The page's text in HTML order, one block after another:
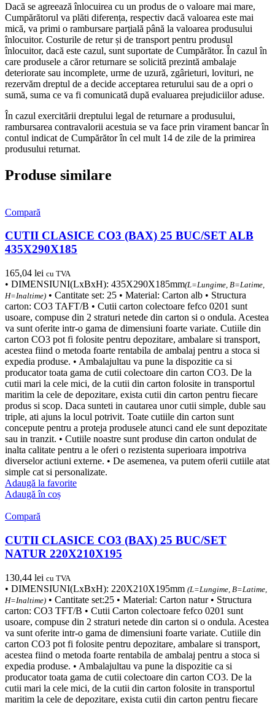
Dacă se agreează înlocuirea cu un produs de o valoare mai mare,
Cumpărătorul va plăti diferența, respectiv dacă valoarea este mai
mică, va primi o rambursare parțială până la valoarea produsului
înlocuitor. Costurile de retur și de transport pentru produsul
înlocuitor, dacă este cazul, sunt suportate de Cumpărător. În cazul în
care produsele a căror returnare se solicită prezintă ambalaje
deteriorate sau incomplete, urme de uzură, zgârieturi, lovituri, ne
rezervăm dreptul de a decide acceptarea returului sau de a opri o
sumă, suma ce va fi comunicată după evaluarea prejudiciilor aduse.
În cazul exercitării dreptului legal de returnare a produsului,
rambursarea contravalorii acestuia se va face prin virament bancar în
contul indicat de Cumpărător în cel mult 14 de zile de la primirea
produsului returnat.
Produse similare
Compară
CUTII CLASICE CO3 (BAX) 25 BUC/SET ALB
435X290X185
165,04 lei cu TVA
• DIMENSIUNI(LxBxH): 435X290X185mm(L=Lungime, B=Latime,
H=Inaltime) • Cantitate set: 25 • Material: Carton alb • Structura
carton: CO3 TAFT/B • Cutii carton colectoare fefco 0201 sunt
usoare, compuse din 2 straturi netede din carton si o ondula. Acestea
va sunt oferite intr-o gama de dimensiuni foarte variate. Cutiile din
carton CO3 pot fi folosite pentru depozitare, ambalare si transport,
acestea fiind o metoda foarte rentabila de ambalaj pentru a stoca si
expedia produse. • Ambalajultau va pune la dispozitie ca si
producator toata gama de cutii colectoare din carton CO3. De la
cutii mari la cele mici, de la cutii din carton folosite in transportul
maritim la cele de depozitare, exista cutii din carton pentru fiecare
produs si scop. Daca sunteti in cautarea unor cutii simple, duble sau
triple, ati ajuns la locul potrivit. Toate cutiile din carton sunt
concepute pentru a proteja produsele atunci cand ele sunt depozitate
sau in tranzit. • Cutiile noastre sunt produse din carton ondulat de
inalta calitate pentru a le oferi o rezistenta superioara impotriva
diverselor actiuni externe. • De asemenea, va putem oferii cutiile atat
simple cat si personalizate.
Adaugă la favorite
Adaugă în coș
Compară
CUTII CLASICE CO3 (BAX) 25 BUC/SET
NATUR 220X210X195
130,44 lei cu TVA
• DIMENSIUNI(LxBxH): 220X210X195mm (L=Lungime, B=Latime,
H=Inaltime) • Cantitate set:25 • Material: Carton natur • Structura
carton: CO3 TFT/B • Cutii Carton colectoare fefco 0201 sunt
usoare, compuse din 2 straturi netede din carton si o ondula. Acestea
va sunt oferite intr-o gama de dimensiuni foarte variate. Cutiile din
carton CO3 pot fi folosite pentru depozitare, ambalare si transport,
acestea fiind o metoda foarte rentabila de ambalaj pentru a stoca si
expedia produse. • Ambalajultau va pune la dispozitie ca si
producator toata gama de cutii colectoare din carton CO3. De la
cutii mari la cele mici, de la cutii din carton folosite in transportul
maritim la cele de depozitare, exista cutii din carton pentru fiecare